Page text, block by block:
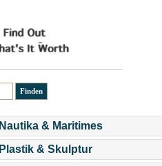
Nautika & Maritimes
Plastik & Skulptur